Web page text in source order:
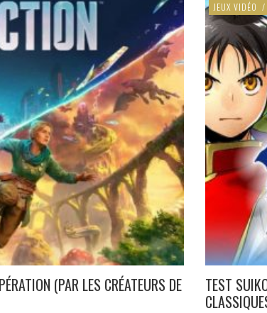
(PAR LES CRÉATEURS DE
JEUX VIDÉO /
TEST